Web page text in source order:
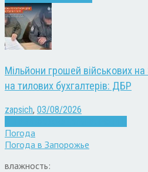
Мільйони грошей військових
на тилових бухгалтерів: ДБР
zapsich, 03/08/2026
Погода
Погода в Запорожье
влажность: